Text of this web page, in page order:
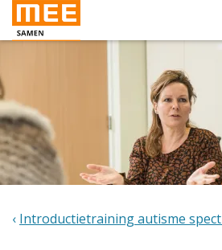
Introductietraining autisme